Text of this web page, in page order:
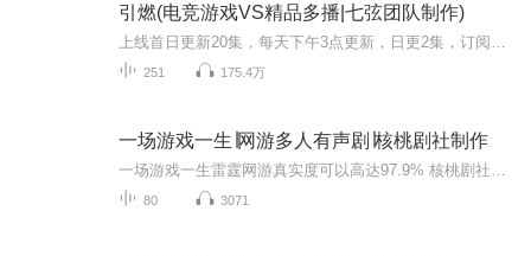
引燃(电竞游戏VS精品多播|七弦团队制作)
251 175.4万
一场游戏一生∣网游多人有声剧∣核桃剧社制作
80 3071